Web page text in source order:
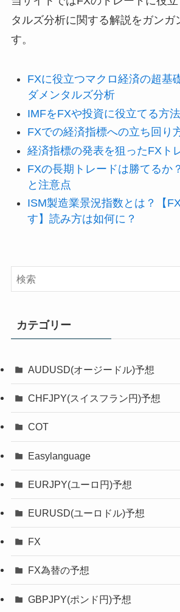
タルズ分析に関する解説をガンガ
す。
FXに役立つマクロ経済の超
ダメンタルズ分析
IMFをFXや投資に役立てる方法
FXでの経済指標への立ち回り
経済指標の発表を狙ったFXト
FXの長期トレードは勝てるか
と注意点
ISM製造業景況指数とは？【
す】読み方は如何に？
カテゴリー
AUDUSD(オージードル)予想
CHFJPY(スイスフラン円)予想
COT
Easylanguage
EURJPY(ユーロ円)予想
EURUSD(ユーロドル)予想
FX
FX為替の予想
GBPJPY(ポンド円)予想